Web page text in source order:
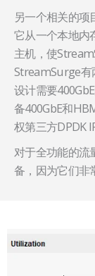
另一个相关的项
它从一个本地内
主机，使
StreamSurge有
设计需要
备400GbE和
权第三方DPDK
对于全功能的流
备，因为它们非